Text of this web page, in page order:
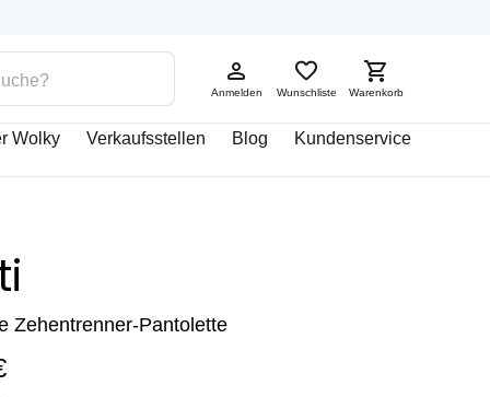
Anmelden Wunschliste Warenkorb
Wolky Verkaufsstellen Blog Kundenservice
Zehentrenner-Pantolette